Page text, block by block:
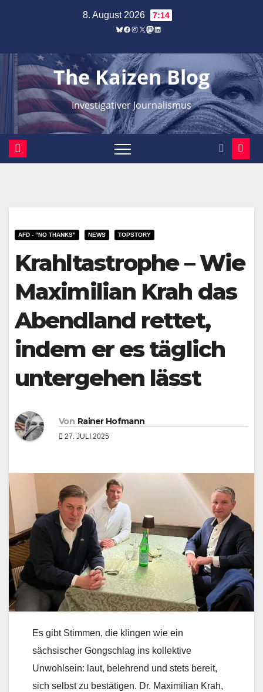
8. August 2026 7:14
Bluesky
Facebook
Instagram
X Mastodon
LinkedIn
The Kaizen Blog
Investigativer Journalismus
AFD - "NO THANKS" NEWS TOPSTORY
Krahltastrophe – Wie
Maximilian Krah das
Abendland rettet,
indem er es täglich
untergehen lässt
Von Rainer Hofmann
27. JULI 2025
Es gibt Stimmen, die klingen wie ein
sächsischer Gongschlag ins kollektive
Unwohlsein: laut, belehrend und stets bereit,
sich selbst zu bestätigen. Dr. Maximilian Krah,